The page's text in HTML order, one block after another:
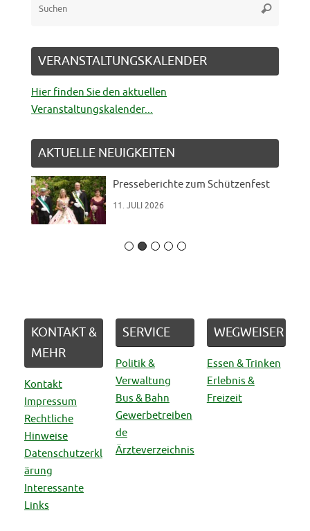
Suchen
VERANSTALTUNGSKALENDER
Hier finden Sie den aktuellen
Veranstaltungskalender...
AKTUELLE NEUIGKEITEN
Presseberichte zum Schützenfest
11. JULI 2026
KONTAKT &
MEHR
Kontakt
Impressum
Rechtliche
Hinweise
Datenschutzerkl
ärung
Interessante
Links
SERVICE
Politik &
Verwaltung
Bus & Bahn
Gewerbetreiben
de
Ärzteverzeichnis
WEGWEISER
Essen & Trinken
Erlebnis &
Freizeit